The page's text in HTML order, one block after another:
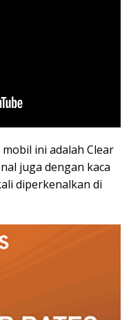
ini adalah Clear
juga dengan kaca
diperkenalkan di